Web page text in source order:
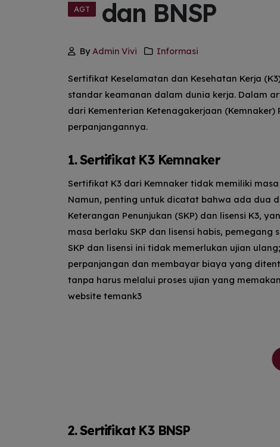
AGT
dan BNSP
ByAdmin Vivi Informasi
Sertifikat Keselamatan dan Kesehatan Kerja
standar keamanan dalam dunia kerja. Dalam
dari Kementerian Ketenagakerjaan
perpanjangannya.
1. Sertifikat K3 Kemnaker
Sertifikat K3 dari Kemnaker tidak memiliki
Namun, penting untuk dicatat bahwa ada dua
Keterangan Penunjukan (SKP) dan lisensi K3,
masa berlaku SKP dan lisensi habis,
SKP dan lisensi ini tidak memerlukan ujian
perpanjangan dan membayar biaya yang
tanpa harus melalui proses ujian yang
website temank3
2. Sertifikat K3 BNSP